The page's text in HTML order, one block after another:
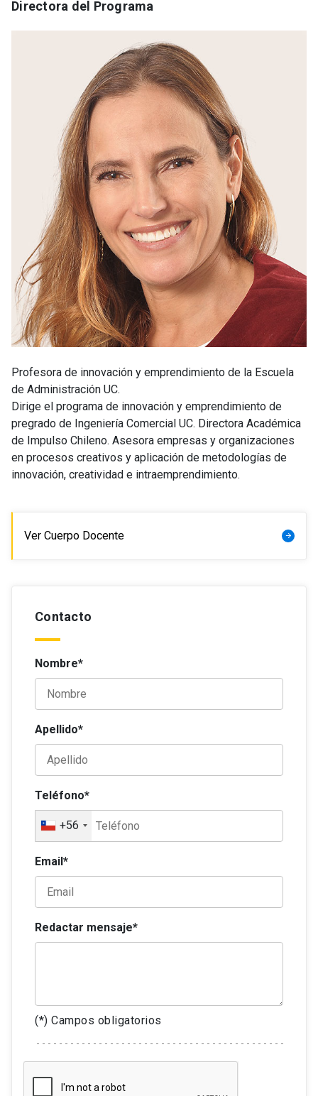
Directora del Programa
Profesora de innovación y emprendimiento de la Escuela
de Administración UC.
Dirige el programa de innovación y emprendimiento de
pregrado de Ingeniería Comercial UC. Directora Académica
de Impulso Chileno. Asesora empresas y organizaciones
en procesos creativos y aplicación de metodologías de
innovación, creatividad e intraemprendimiento.
Ver Cuerpo Docente arrow_forward
Contacto
Nombre*
Apellido*
Teléfono*
+56
Email*
Redactar mensaje*
(*) Campos obligatorios